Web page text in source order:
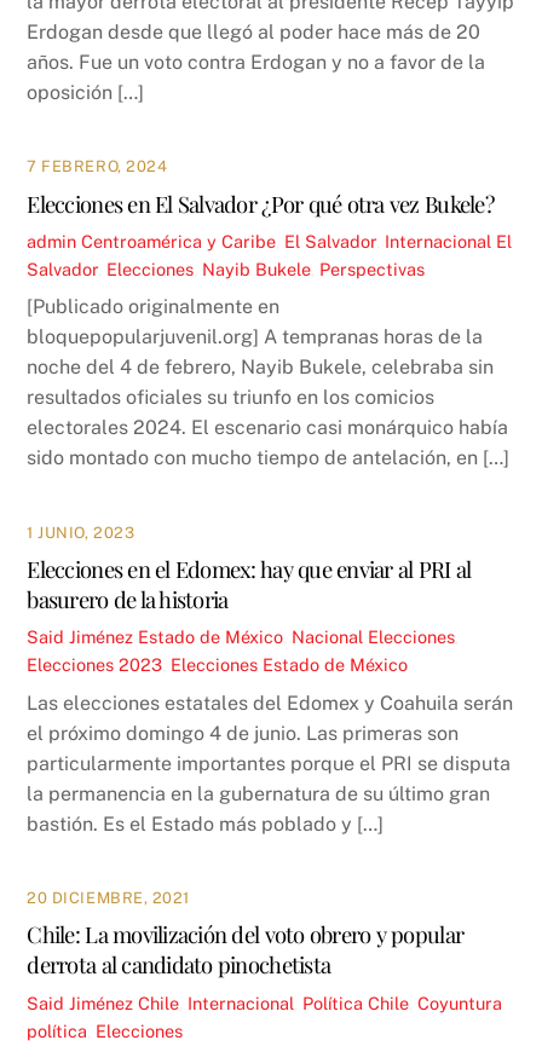
Erdogan desde que llegó al poder hace más de 20
años. Fue un voto contra Erdogan y no a favor de la
oposición […]
7 FEBRERO, 2024
​​Elecciones en El Salvador ¿Por qué otra vez Bukele?
admin Centroamérica y Caribe El Salvador, Internacional El
Salvador, Elecciones Nayib Bukele Perspectivas
[Publicado originalmente en
bloquepopularjuvenil.org] A tempranas horas de la
noche del 4 de febrero, Nayib Bukele, celebraba sin
resultados oficiales su triunfo en los comicios
electorales 2024. El escenario casi monárquico había
sido montado con mucho tiempo de antelación, en […]
1 JUNIO, 2023
Elecciones en el Edomex: hay que enviar al PRI al
basurero de la historia
Said Jiménez Estado de México Nacional Elecciones
Elecciones 2023 Elecciones Estado de México
Las elecciones estatales del Edomex y Coahuila serán
el próximo domingo 4 de junio. Las primeras son
particularmente importantes porque el PRI se disputa
la permanencia en la gubernatura de su último gran
bastión. Es el Estado más poblado y […]
20 DICIEMBRE, 2021
Chile: La movilización del voto obrero y popular
derrota al candidato pinochetista
Said Jiménez Chile Internacional Política Chile ,Coyuntura
política Elecciones